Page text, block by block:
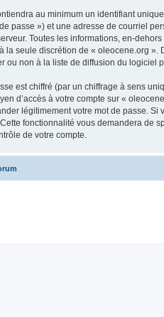
au minimum un identifiant
passe ») et une adresse de courriel
Toutes les informations, en-
la seule discrétion de « oleocene.org
ou non à la liste de diffusion du logiciel
est chiffré (par un chiffrage à sens
d’accès à votre compte sur «
légitimement votre mot de passe.
fonctionnalité vous demandera de
de votre compte.